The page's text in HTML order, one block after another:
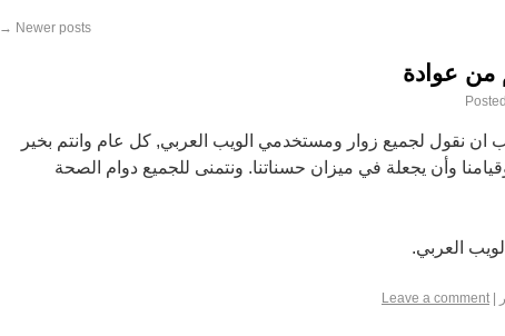
Newer posts
→
من عوادة
ان نقول لجميع زوار ومستخدمي الويب العربي, كل عام وانتم بخير
وأن يجعلة في ميزان حسناتنا. ونتمنى للجميع دوام الصحة
العربي.
Leave a comment